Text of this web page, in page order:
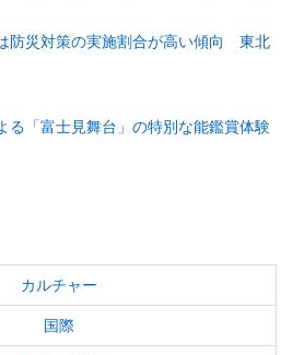
防災対策の実施割合が高い傾向 東北
る「富士見舞台」の特別な能鑑賞体験
カルチャー
国際